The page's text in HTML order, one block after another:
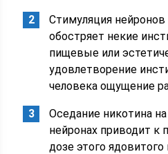
Стимуляция
обостряет некие
пищевые или
удовлетворение
человека ощущение
Оседание никотина
нейронах приводит к
дозе этого